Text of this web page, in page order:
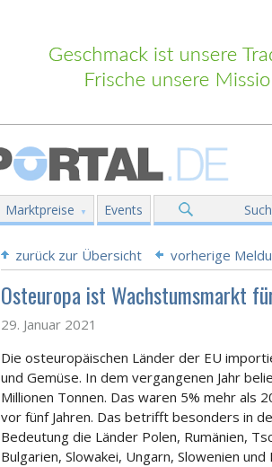
Marktpreise Events
zurück zur Übersicht vorherige
Osteuropa ist Wachstumsmarkt
29. Januar 2021
Die osteuropäischen Länder der EU
und Gemüse. In dem vergangenen Jahr
Millionen Tonnen. Das waren 5% mehr als
vor fünf Jahren. Das betrifft besonders in
Bedeutung die Länder Polen, Rumänien,
Bulgarien, Slowakei, Ungarn, Slowenien und